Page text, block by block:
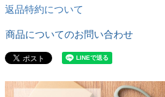
返品特約について
商品についてのお問い合わせ